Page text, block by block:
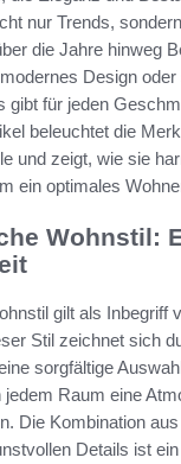
nur Trends,
die Jahre hinweg
Design
gibt für jeden
beleuchtet die
und zeigt, wie sie
ein optimales
Wohnstil:
gilt als Inbegriff
Stil zeichnet sich
sorgfältige
jedem Raum eine
Die Kombination
Details ist